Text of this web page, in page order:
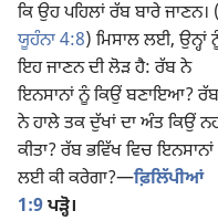
ਕਿ ਉਹ ਪਹਿਲਾਂ ਰੱਬ ਬਾਰੇ ਜਾਣਨ। (
ਯੂਹੰਨਾ 4:8) ਮਿਸਾਲ ਲਈ, ਉਨ੍ਹਾਂ
ਇਹ ਜਾਣਨ ਦੀ ਲੋੜ ਹੈ: ਰੱਬ ਨੇ
ਇਨਸਾਨਾਂ ਨੂੰ ਕਿਉਂ ਬਣਾਇਆ? ਰੱਬ
ਨੇ ਹਾਲੇ ਤਕ ਦੁੱਖਾਂ ਦਾ ਅੰਤ ਕਿਉਂ
ਕੀਤਾ? ਰੱਬ ਭਵਿੱਖ ਵਿਚ ਇਨਸਾਨਾਂ
ਲਈ ਕੀ ਕਰੇਗਾ?—ਫ਼ਿਲਿੱਪੀਆਂ
1:9ਪੜ੍ਹੋ।